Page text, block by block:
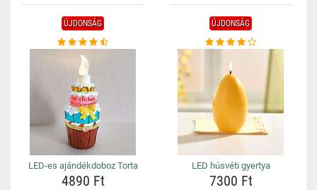
ÚJDONSÁG
LED-es ajándékdoboz Torta
4890 Ft
ÚJDONSÁG
LED húsvéti gyertya
7300 Ft